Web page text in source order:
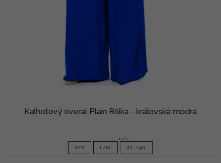
Kalhotový overal Plain Ritika - královská modrá
1 490 Kč
S/M L/XL XXL/3XL